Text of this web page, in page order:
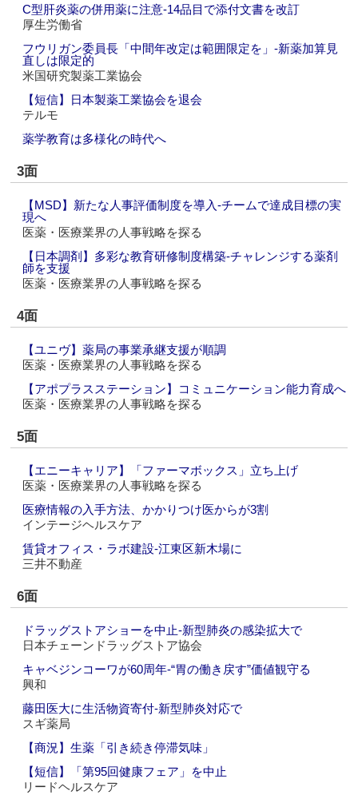
C型肝炎薬の併用薬に注意‐14品目で添付文書を改訂
厚生労働省
フウリガン委員長「中間年改定は範囲限定を」‐新薬加算見
直しは限定的
米国研究製薬工業協会
【短信】日本製薬工業協会を退会
テルモ
薬学教育は多様化の時代へ
3面
【MSD】新たな人事評価制度を導入‐チームで達成目標の実
現へ
医薬・医療業界の人事戦略を探る
【日本調剤】多彩な教育研修制度構築‐チャレンジする薬剤
師を支援
医薬・医療業界の人事戦略を探る
4面
【ユニヴ】薬局の事業承継支援が順調
医薬・医療業界の人事戦略を探る
【アポプラスステーション】コミュニケーション能力育成へ
医薬・医療業界の人事戦略を探る
5面
【エニーキャリア】「ファーマボックス」立ち上げ
医薬・医療業界の人事戦略を探る
医療情報の入手方法、かかりつけ医からが3割
インテージヘルスケア
賃貸オフィス・ラボ建設‐江東区新木場に
三井不動産
6面
ドラッグストアショーを中止‐新型肺炎の感染拡大で
日本チェーンドラッグストア協会
キャベジンコーワが60周年‐“胃の働き戻す”価値観守る
興和
藤田医大に生活物資寄付‐新型肺炎対応で
スギ薬局
【商況】生薬「引き続き停滞気味」
【短信】「第95回健康フェア」を中止
リードヘルスケア